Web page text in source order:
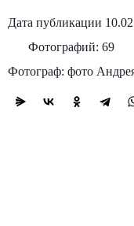
Дата публикации
Фотографий: 69
Фотограф: фото